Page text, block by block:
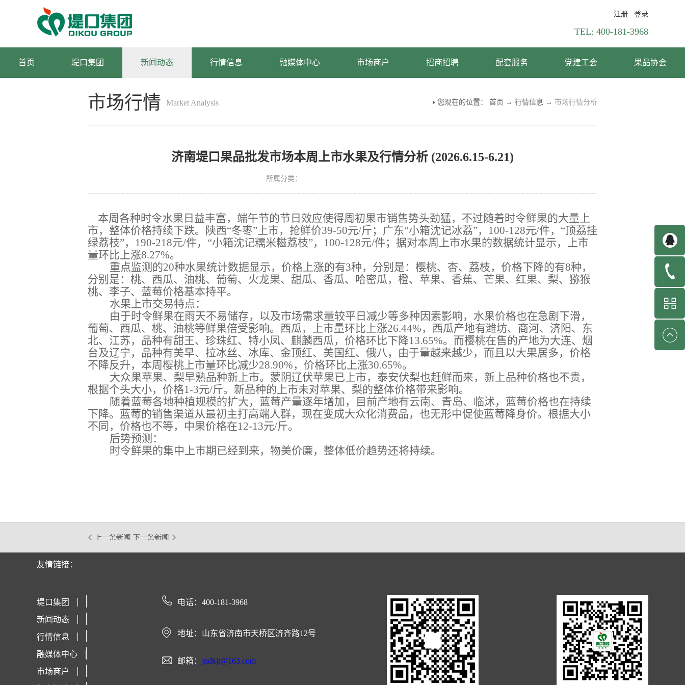
登录
注册
TEL: 400-181-3968
首页 堤口集团 新闻动态 行情信息 融媒体中心 市场商户 招商招聘 配套服务 党建工会 果品协会
市场行情
分析
Market Analysis 您现在的位置： 首页 → 行情信息 → 市场行情分析
济南堤口果品批发市场本周上市水果及行情分析 (2026.6.15-6.21)
所属分类：
本周各种时令水果日益丰富，端午节的节日效应使得周初果市销售势头劲猛，不过随着时令鲜果的大量上
市，整体价格持续下跌。陕西“冬枣”上市，抢鲜价39-50元/斤；广东“小箱沈记冰荔”， 100-128元/件，“顶荔挂
绿荔枝”，190-218元/件，“小箱沈记糯米糍荔枝”，100-128元/件；据对本周上市水果的数据统计显示，上市
量环比上涨8.27%。
重点监测的20种水果统计数据显示，价格上涨的有3种，分别是：樱桃、杏、荔枝，价格下降的有8种，
分别是：桃、西瓜、油桃、葡萄、火龙果、甜瓜、香瓜、哈密瓜，橙、苹果、香蕉、芒果、红果、梨、猕猴
桃、李子、蓝莓价格基本持平。
水果上市交易特点：
由于时令鲜果在雨天不易储存，以及市场需求量较平日减少等多种因素影响，水果价格也在急剧下滑，
葡萄、西瓜、桃、油桃等鲜果倍受影响。西瓜，上市量环比上涨26.44%，西瓜产地有潍坊、商河、济阳、东
北、江苏，品种有甜王、珍珠红、特小凤、麒麟西瓜，价格环比下降13.65%。而樱桃在售的产地为大连、烟
台及辽宁，品种有美早、拉冰丝、冰库、金顶红、美国红、俄八，由于量越来越少，而且以大果居多，价格
不降反升，本周樱桃上市量环比减少28.90%，价格环比上涨30.65%。
大众果苹果、梨早熟品种新上市。蒙阴辽伏苹果已上市，泰安伏梨也赶鲜而来，新上品种价格也不贵，
根据个头大小，价格1-3元/斤。新品种的上市未对苹果、梨的整体价格带来影响。
随着蓝莓各地种植规模的扩大，蓝莓产量逐年增加，目前产地有云南、青岛、临沭，蓝莓价格也在持续
下降。蓝莓的销售渠道从最初主打高端人群，现在变成大众化消费品，也无形中促使蓝莓降身价。 根据大小
不同，价格也不等，中果价格在12-13元/斤。
后势预测：
时令鲜果的集中上市期已经到来，物美价廉，整体低价趋势还将持续。
友情链接：
堤口集团
新闻动态
行情信息
融媒体中心
市场商户
电话：400-181-3968
地址：山东省济南市天桥区济齐路12号
邮箱： jndkjt@163.com